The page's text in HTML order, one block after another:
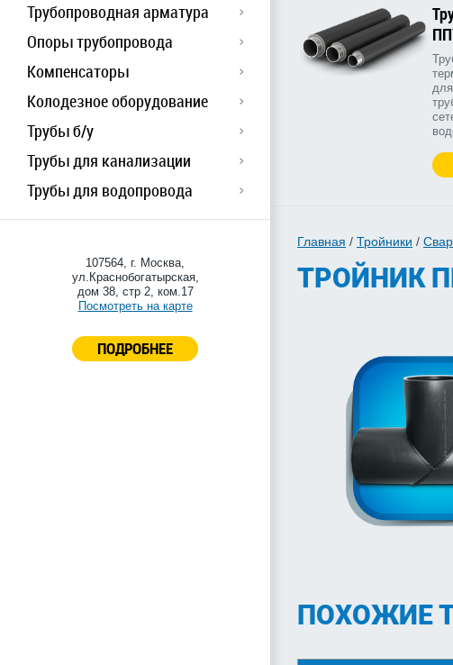
Трубопроводная арматура
Опоры трубопровода
Компенсаторы
Колодезное оборудование
Трубы б/у
Трубы для канализации
Трубы для водопровода
107564, г. Москва,
ул.Краснобогатырская,
дом 38, стр 2, ком.17
Посмотреть на карте
ПОДРОБНЕЕ
Главная / Тройники /
ТРОЙНИК
ПОХОЖИЕ